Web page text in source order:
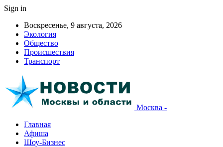
Sign in
Воскресенье, 9 августа, 2026
Экология
Общество
Происшествия
Транспорт
Москва -
Главная
Афиша
Шоу-Бизнес